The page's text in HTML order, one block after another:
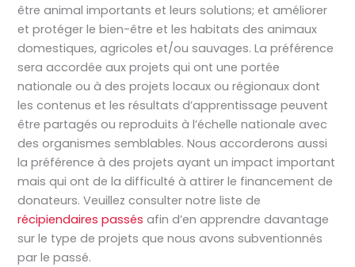
être animal importants et leurs solutions; et améliorer
et protéger le bien-être et les habitats des animaux
domestiques, agricoles et/ou sauvages. La préférence
sera accordée aux projets qui ont une portée
nationale ou à des projets locaux ou régionaux dont
les contenus et les résultats d’apprentissage peuvent
être partagés ou reproduits à l’échelle nationale avec
des organismes semblables. Nous accorderons aussi
la préférence à des projets ayant un impact important
mais qui ont de la difficulté à attirer le financement de
donateurs. Veuillez consulter notre liste de
récipiendaires passés afin d’en apprendre davantage
sur le type de projets que nous avons subventionnés
par le passé.